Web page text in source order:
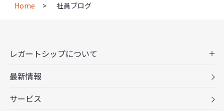
Home 社員ブログ
レガートシップについて
最新情報
サービス